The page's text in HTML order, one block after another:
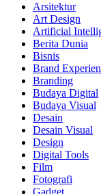
Arsitektur
Art Design
Artificial
Berita Dunia
Bisnis
Brand
Branding
Budaya Digital
Budaya Visual
Desain
Desain Visual
Design
Digital Tools
Film
Fotografi